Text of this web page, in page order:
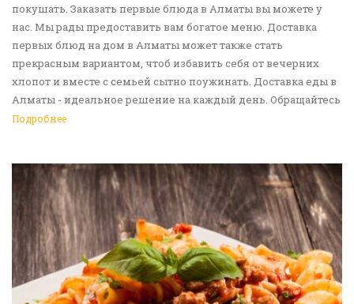
покушать. Заказать первые блюда в Алматы вы можете у
нас. Мы рады предоставить вам богатое меню. Доставка
первых блюд на дом в Алматы может также стать
прекрасным вариантом, чтоб избавить себя от вечерних
хлопот и вместе с семьей сытно поужинать. Доставка еды в
Алматы - идеальное решение на каждый день. Обращайтесь
к нам!
Подробнее